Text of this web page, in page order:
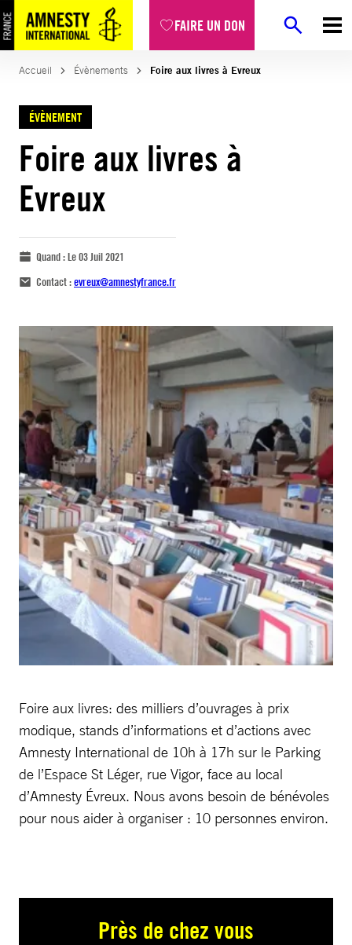
FAIRE UN DON
Accueil Évènements Foire aux livres à Evreux
ÉVÈNEMENT
Foire aux livres à
Evreux
Quand :Le 03 Juil 2021
Contact :evreux@amnestyfrance.fr
Foire aux livres: des milliers d’ouvrages à prix
modique, stands d’informations et d’actions avec
Amnesty International de 10h à 17h sur le Parking
de l’Espace St Léger, rue Vigor, face au local
d’Amnesty Évreux. Nous avons besoin de bénévoles
pour nous aider à organiser : 10 personnes environ.
Près de chez vous